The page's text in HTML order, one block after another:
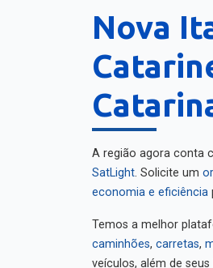
Nova
A região agora conta
SatLight
. Solicite um
economia e eficiência
Temos a melhor
caminhões
veículos, além de